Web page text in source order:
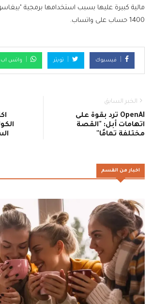
مالية كبيرة عليها بسبب استخدامها برمجية
1400 حساب على واتساب.
فيسبوك تويتر واتس اب
الخبر السابق
OpenAI ترد بقوة على
اتهامات أبل: "القصة
مختلفة تمامًا"
اخبار من القسم